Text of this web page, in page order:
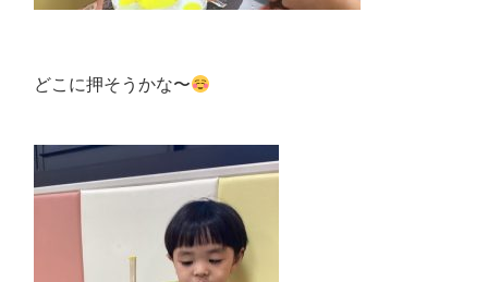
どこに押そうかな〜